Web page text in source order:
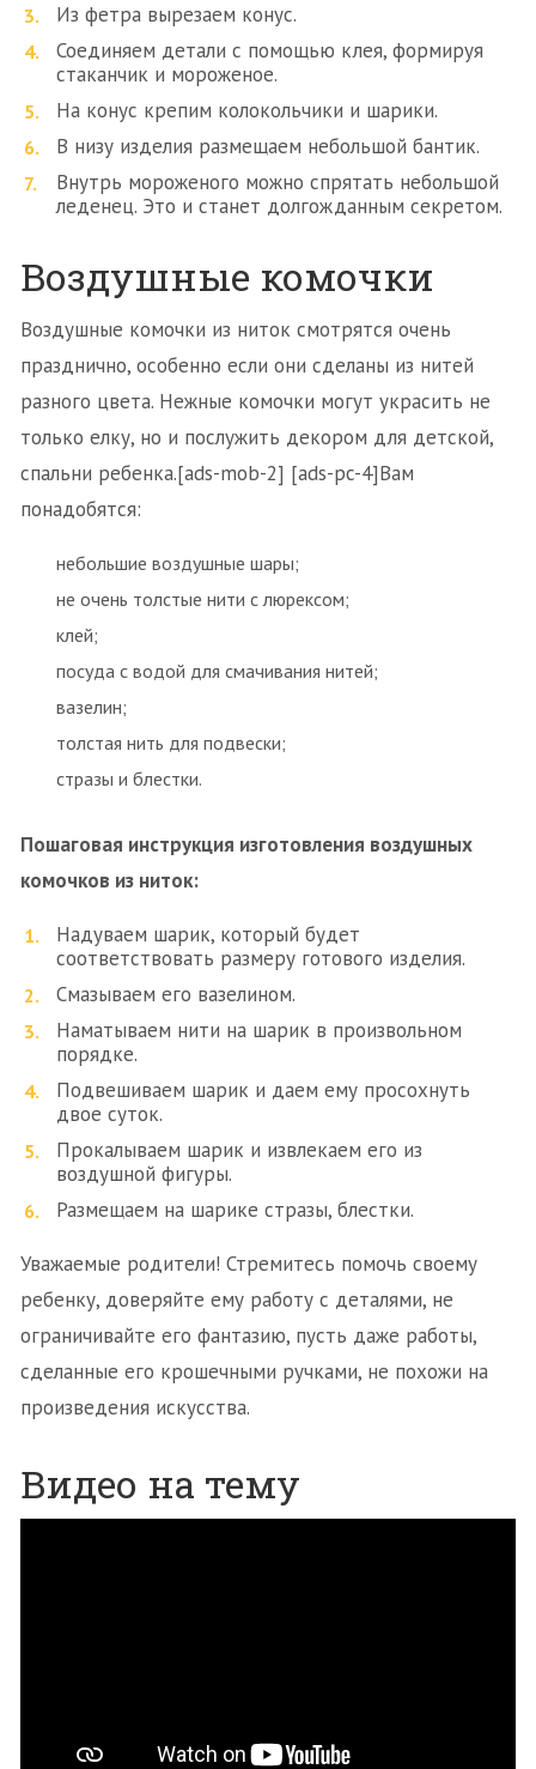
Из фетра вырезаем конус.
Соединяем детали с помощью клея, формируя
стаканчик и мороженое.
На конус крепим колокольчики и шарики.
В низу изделия размещаем небольшой бантик.
Внутрь мороженого можно спрятать небольшой
леденец. Это и станет долгожданным секретом.
Воздушные комочки
Воздушные комочки из ниток смотрятся очень
празднично, особенно если они сделаны из нитей
разного цвета. Нежные комочки могут украсить не
только елку, но и послужить декором для детской,
спальни ребенка.[ads-mob-2] [ads-pc-4]Вам
понадобятся:
небольшие воздушные шары;
не очень толстые нити с люрексом;
клей;
посуда с водой для смачивания нитей;
вазелин;
толстая нить для подвески;
стразы и блестки.
Пошаговая инструкция изготовления воздушных
комочков из ниток:
Надуваем шарик, который будет
соответствовать размеру готового изделия.
Смазываем его вазелином.
Наматываем нити на шарик в произвольном
порядке.
Подвешиваем шарик и даем ему просохнуть
двое суток.
Прокалываем шарик и извлекаем его из
воздушной фигуры.
Размещаем на шарике стразы, блестки.
Уважаемые родители! Стремитесь помочь своему
ребенку, доверяйте ему работу с деталями, не
ограничивайте его фантазию, пусть даже работы,
сделанные его крошечными ручками, не похожи на
произведения искусства.
Видео на тему